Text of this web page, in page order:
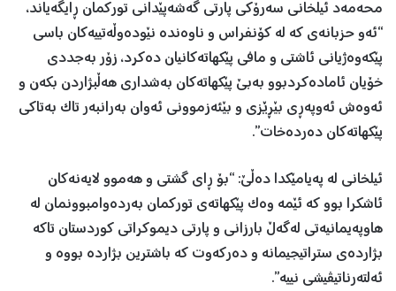
محەمەد ئیلخانی سەرۆکی پارتی گەشەپێدانی تورکمان ڕایگەیاند،
“ئەو حزبانەی کە لە کۆنفراس و ناوەندە نێودەوڵەتییەکان باسی
پێکەوەژیانی ئاشتی و مافی پێکهاتەکانیان دەکرد، زۆر بەجددی
خۆیان ئامادەکردبوو بەبێ پێکهاتەکان بەشداری هەڵبژاردن بکەن و
ئەوەش ئەوپەڕی بێڕێزی و بێئەزموونی ئەوان بەرانبەر تاک بەتاکی
پێکهاتەکان دەردەخات”.
ئیلخانی لە پەیامێکدا دەڵێ: “بۆ ڕای گشتی و هەموو لایەنەکان
ئاشکرا بوو کە ئێمە وەک پێکهاتەی تورکمان بەردەوامبوونمان لە
هاوپەیمانیەتی لەگەڵ بارزانی و پارتی دیموکراتی کوردستان تاکە
بژاردەی ستراتیجیمانە و دەرکەوت کە باشترین بژاردە بووە و
ئەلتەرناتیڤیشی نییە”.